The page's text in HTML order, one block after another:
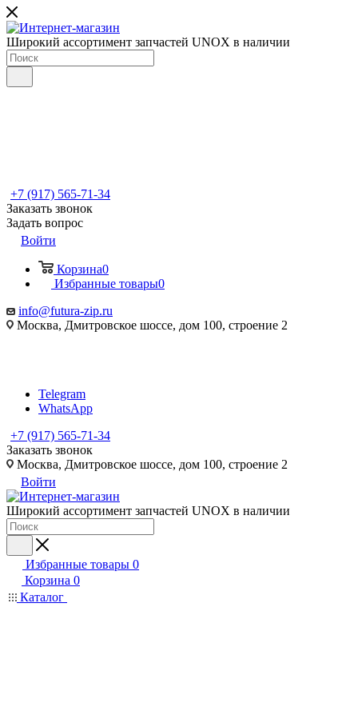
Широкий ассортимент запчастей UNOX в наличии
+7 (917) 565-71-34
Заказать звонок
Задать вопрос
Войти
Корзина0
Избранные товары0
info@futura-zip.ru
Москва, Дмитровское шоссе, дом 100, строение 2
Telegram
WhatsApp
+7 (917) 565-71-34
Заказать звонок
Москва, Дмитровское шоссе, дом 100, строение 2
Войти
Широкий ассортимент запчастей UNOX в наличии
Избранные товары 0
Корзина 0
Каталог